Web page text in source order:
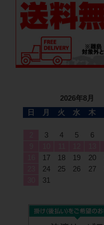
2026年8月
日
月 火 水 木
3 4 5 6
17 18 19 20
24 25 26 27
31